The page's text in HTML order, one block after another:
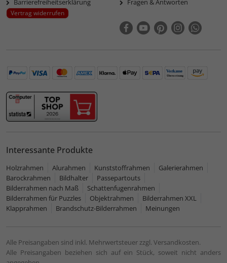
Barrierefreiheitserklärung
Vertrag widerrufen
Fragen & Antworten
Interessante Produkte
Holzrahmen Alurahmen Kunststoffrahmen
Galerierahmen
Barockrahmen
Bildhalter
Passepartouts
Bilderrahmen nach Maß
Schattenfugenrahmen
Bilderrahmen für Puzzles
Objektrahmen
Bilderrahmen XXL
Klapprahmen
Brandschutz-Bilderrahmen Meinungen
Alle Preisangaben sind inkl. Mehrwertsteuer zzgl. Versandkosten.
Alle Preisangaben beziehen sich auf ein Stück, soweit nicht anders